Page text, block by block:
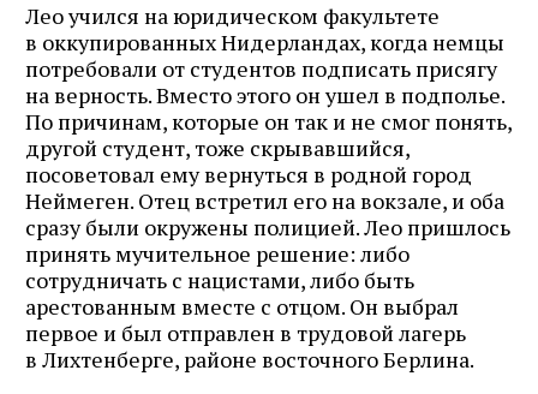
Лео учился на юридическом факультете
в оккупированных Нидерландах, когда немцы
потребовали от студентов подписать присягу
на верность. Вместо этого он ушел в подполье.
По причинам, которые он так и не смог понять,
другой студент, тоже скрывавшийся,
посоветовал ему вернуться в родной город
Неймеген. Отец встретил его на вокзале, и оба
сразу были окружены полицией. Лео пришлось
принять мучительное решение: либо
сотрудничать с нацистами, либо быть
арестованным вместе с отцом. Он выбрал
первое и был отправлен в трудовой лагерь
в Лихтенберге, районе восточного Берлина.